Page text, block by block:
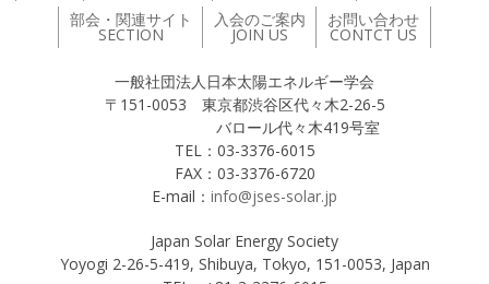
部会・関連サイト
SECTION
入会のご案内
JOIN US
お問い合わせ
CONTCT US
一般社団法人日本太陽エネルギー学会
〒151-0053 東京都渋谷区代々木2-26-5
バロール代々木419号室
TEL：03-3376-6015
FAX：03-3376-6720
E-mail： info@jses-solar.jp
Japan Solar Energy Society
Yoyogi 2-26-5-419, Shibuya, Tokyo, 151-0053, Japan